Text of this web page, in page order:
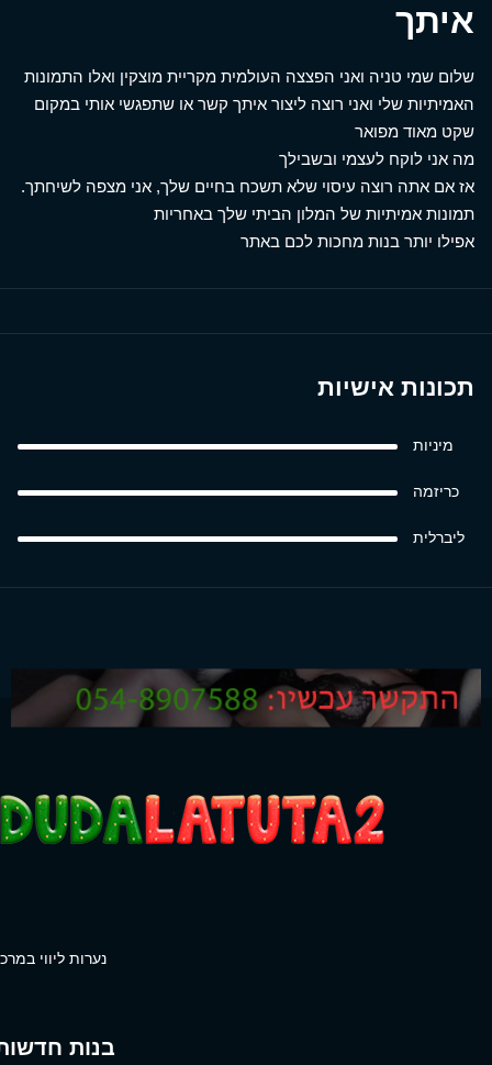
איתך
שלום שמי טניה ואני הפצצה העולמית מקריית מוצקין ואלו התמונות
האמיתיות שלי ואני רוצה ליצור איתך קשר או שתפגשי אותי במקום
שקט מאוד מפואר
מה אני לוקח לעצמי ובשבילך
אז אם אתה רוצה עיסוי שלא תשכח בחיים שלך, אני מצפה לשיחתך.
תמונות אמיתיות של המלון הביתי שלך באחריות
אפילו יותר בנות מחכות לכם באתר
תכונות אישיות
מיניות
כריזמה
ליברלית
נערות ליווי
בנות